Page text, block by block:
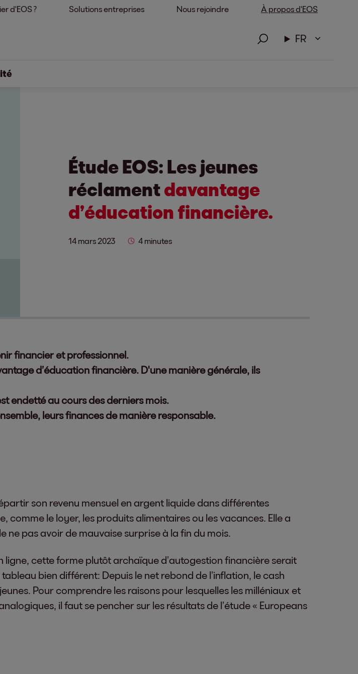
d'EOS ? Solutions entreprises Nous rejoindre À propos d'EOS
FR
Étude EOS: Les jeunes
réclamentdavantage
d’éducation financière.
14 mars 2023 4 minutes
financier et professionnel.
d’éducation financière. D'une manière générale, ils
endetté au cours des derniers mois.
leurs finances de manière responsable.
son revenu mensuel en argent liquide dans différentes
le loyer, les produits alimentaires ou les vacances. Elle a
ne pas avoir de mauvaise surprise à la fin du mois.
ligne, cette forme plutôt archaïque d’autogestion financière serait
bien différent: Depuis le net rebond de l’inflation, le cash
Pour comprendre les raisons pour lesquelles les milléniaux et
il faut se pencher sur les résultats de l’étude « Europeans